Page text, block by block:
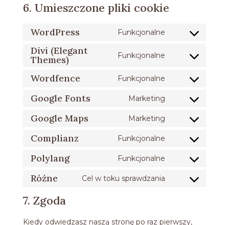
6. Umieszczone pliki cookie
WordPress Funkcjonalne
Consent
service
Divi (Elegant
Themes) Funkcjonalne
Consent
service
themes)
Wordfence Funkcjonalne
Consent
wordfence
Google Fonts Marketing
Consent
google-
Google Maps Marketing
Consent
google-
Complianz Funkcjonalne
Consent
complianz
Polylang Funkcjonalne
Consent
Różne Cel w toku sprawdzania
Consent
różne
7. Zgoda
Kiedy odwiedzasz naszą stronę po raz pierwszy,